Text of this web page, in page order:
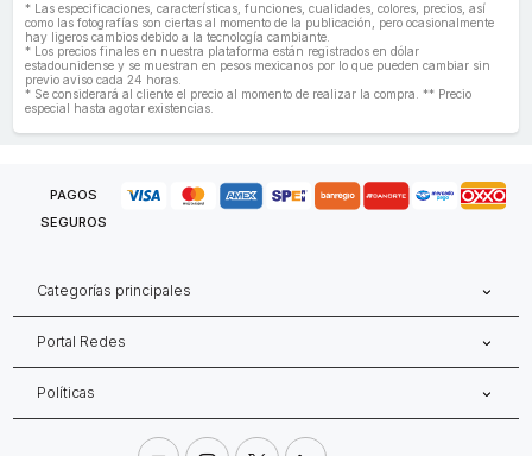
* Las especificaciones, características, funciones, cualidades, colores, precios, así
como las fotografías son ciertas al momento de la publicación, pero ocasionalmente
hay ligeros cambios debido a la tecnología cambiante.
* Los precios finales en nuestra plataforma están registrados en dólar
estadounidense y se muestran en pesos mexicanos por lo que pueden cambiar sin
previo aviso cada 24 horas.
* Se considerará al cliente el precio al momento de realizar la compra. ** Precio
especial hasta agotar existencias.
PAGOS
SEGUROS
Categorías principales
Portal Redes
Políticas